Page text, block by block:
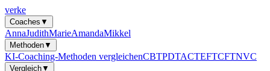
verke
Coaches ▼
AnnaJudithMarieAmandaMikkel
Methoden▼
KI-Coaching-Methoden vergleichenCBTPDTACTEFTCFTNVC
Vergleich▼